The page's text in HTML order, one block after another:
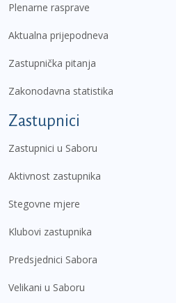
Plenarne rasprave
Aktualna prijepodneva
Zastupnička pitanja
Zakonodavna statistika
Zastupnici
Zastupnici u Saboru
Aktivnost zastupnika
Stegovne mjere
Klubovi zastupnika
Predsjednici Sabora
Velikani u Saboru